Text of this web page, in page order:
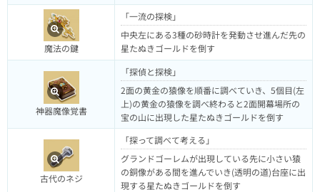
魔法の鍵
「一流の探検」
中央左にある3種の砂時計を発動させ進んだ先の
星たぬきゴールドを倒す
神器魔像覚書
「探偵と探検」
2面の黄金の猿像を順番に調べていき、5個目(左
上)の黄金の猿像を調べ終わると2面開幕場所の
宝の山に出現した星たぬきゴールドを倒す
古代のネジ
「探って調べて考える」
グランドゴーレムが出現している先に小さい猿
の銅像がある間を進んでいき(透明の道)台座に出
現する星たぬきゴールドを倒す